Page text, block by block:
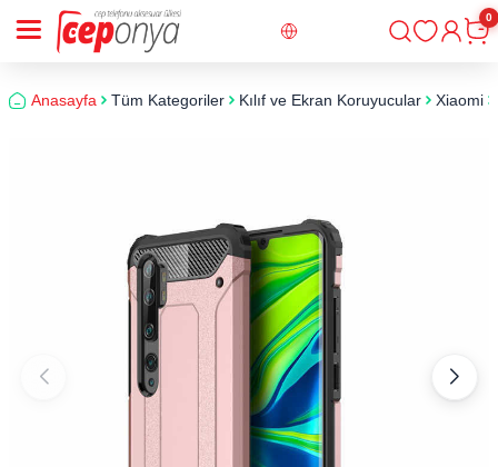
Giriş
0
Anasayfa Tüm Kategoriler Kılıf ve Ekran Koruyucular Xiaomi